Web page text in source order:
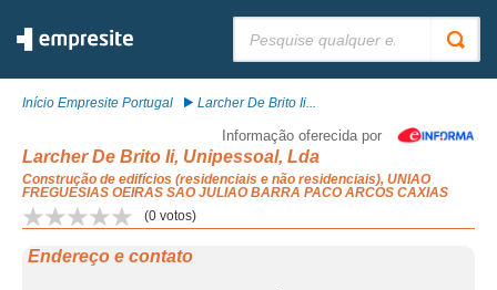
Início Empresite Portugal Larcher De Brito Ii...
Informação oferecida por
Larcher De Brito Ii, Unipessoal, Lda
Construção de edifícios (residenciais e não residenciais), UNIAO
FREGUESIAS OEIRAS SAO JULIAO BARRA PACO ARCOS CAXIAS
(0 votos)
Endereço e contato